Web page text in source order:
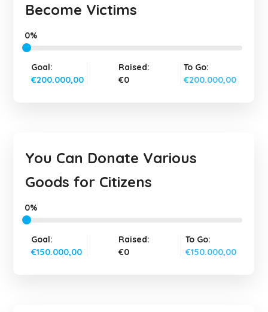
Become Victims
0%
Goal:
€200.000,00
Raised:
€0
To Go:
€200.000,00
You Can Donate Various
Goods for Citizens
0%
Goal:
€150.000,00
Raised:
€0
To Go:
€150.000,00